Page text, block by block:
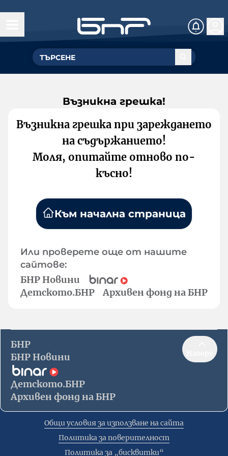
Възникна грешка!
Възникна грешка при зареждането
на съдържанието!
Моля, опитайте отново по-
късно!
Към начална страница
Или проверете още от нашите
сайтове:
БНР Новини
Детското.БНР
Архивен фонд на БНР
БНР
БНР Новини
Детското.БНР
Архивен фонд на БНР
Общи условия за използване на сайта
Политика за поверителност
Политика за „бисквитки“